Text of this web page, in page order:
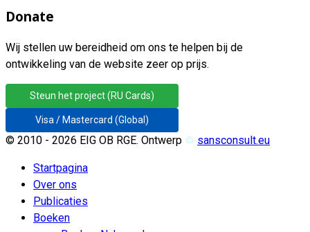
Donate
Wij stellen uw bereidheid om ons te helpen bij de
ontwikkeling van de website zeer op prijs.
Steun het project (RU Cards)
Visa / Mastercard (Global)
© 2010 - 2026 EIG OB RGE. Ontwerp ♲ sansconsult.eu
Startpagina
Over ons
Publicaties
Boeken